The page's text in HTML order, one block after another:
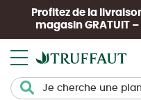
Profitez de la
magasin GRATUIT –